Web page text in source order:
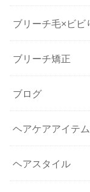
ブリーチ毛×ビビ
ブリーチ矯正
ブログ
ヘアケアアイテム
ヘアスタイル